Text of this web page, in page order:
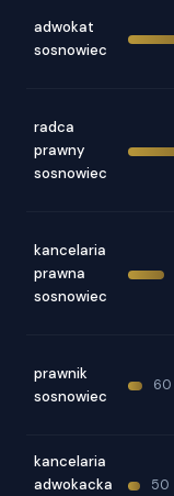
adwokat
sosnowiec
radca
prawny
sosnowiec
kancelaria
prawna
sosnowiec
prawnik
sosnowiec
60
kancelaria
adwokacka
50